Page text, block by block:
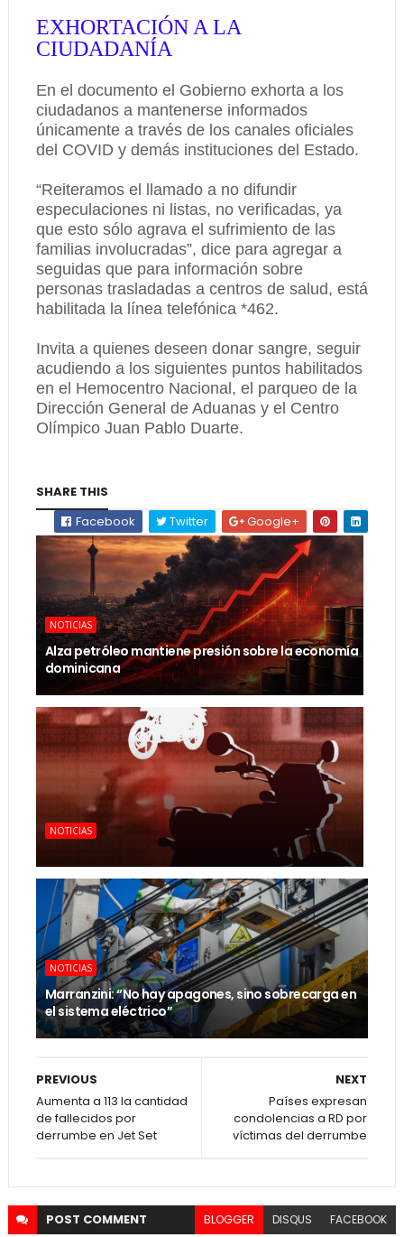
EXHORTACIÓN A LA
CIUDADANÍA
En el documento el Gobierno exhorta a los
ciudadanos a mantenerse informados
únicamente a través de los canales oficiales
del COVID y demás instituciones del Estado.
“Reiteramos el llamado a no difundir
especulaciones ni listas, no verificadas, ya
que esto sólo agrava el sufrimiento de las
familias involucradas”, dice para agregar a
seguidas que para información sobre
personas trasladadas a centros de salud, está
habilitada la línea telefónica *462.
Invita a quienes deseen donar sangre, seguir
acudiendo a los siguientes puntos habilitados
en el Hemocentro Nacional, el parqueo de la
Dirección General de Aduanas y el Centro
Olímpico Juan Pablo Duarte.
SHARE THIS
Facebook
Twitter Google+
NOTICIAS
Alza petróleo mantiene presión sobre la economía
dominicana
NOTICIAS
NOTICIAS
Marranzini: “No hay apagones, sino sobrecarga en
el sistema eléctrico”
NEXT
Países expresan
condolencias a RD por
víctimas del derrumbe
PREVIOUS
Aumenta a 113 la cantidad
de fallecidos por
derrumbe en Jet Set
POST COMMENT BLOGGER DISQUS FACEBOOK